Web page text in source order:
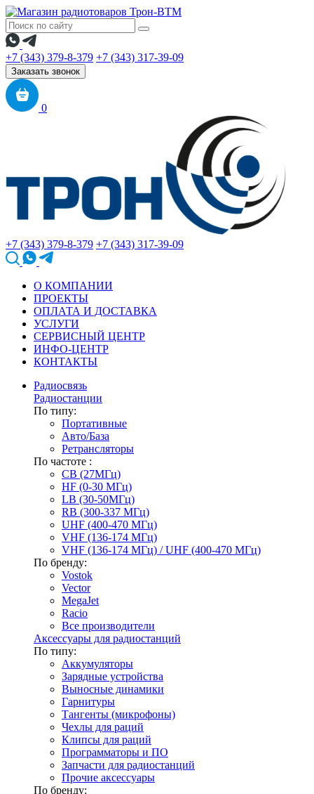
+7 (343) 379-8-379 +7 (343) 317-39-09
Заказать звонок
0
+7 (343) 379-8-379 +7 (343) 317-39-09
О КОМПАНИИ
ПРОЕКТЫ
ОПЛАТА И ДОСТАВКА
УСЛУГИ
СЕРВИСНЫЙ ЦЕНТР
ИНФО-ЦЕНТР
КОНТАКТЫ
Радиосвязь
Радиостанции
По типу:
Портативные
Авто/База
Ретрансляторы
По частоте :
CB (27МГц)
HF (0-30 МГц)
LB (30-50МГц)
RB (300-337 МГц)
UHF (400-470 МГц)
VHF (136-174 МГц)
VHF (136-174 МГц) / UHF (400-470 МГц)
По бренду:
Vostok
Vector
MegaJet
Racio
Все производители
Аксессуары для радиостанций
По типу:
Аккумуляторы
Зарядные устройства
Выносные динамики
Гарнитуры
Тангенты (микрофоны)
Чехлы для раций
Клипсы для раций
Программаторы и ПО
Запчасти для радиостанций
Прочие аксессуары
По бренду: